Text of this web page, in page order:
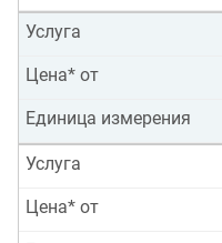
Услуга
Цена* от
Единица измерения
Услуга
Цена* от